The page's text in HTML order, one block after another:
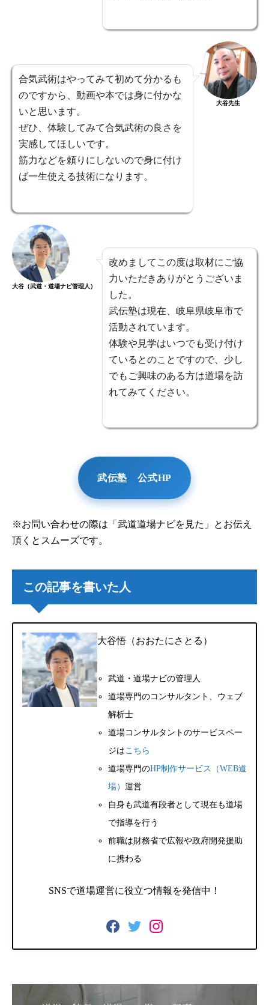
合気武術はやってみて初めて分かるも
のですから、動画や本では身に付かな
いと思います。
ぜひ、体験してみて合気武術の良さを
実感してほしいです。
筋力などを頼りにしないので身に付け
ば一生使える技術になります。
大谷先生
大谷（武道・道場ナビ管理人）
改めましてこの度は取材にご協
力いただきありがとうございま
した。
武伝塾は現在、岐阜県岐阜市で
活動されています。
体験や見学はいつでも受け付け
ているとのことですので、少し
でもご興味のある方は道場を訪
れてみてください。
武伝塾 公式HP
※お問い合わせの際は「武道道場ナビを見た」とお伝え
頂くとスムーズです。
この記事を書いた人
大谷悟（おおたにさとる）
武道・道場ナビの管理人
道場専門のコンサルタント、ウェブ
解析士
道場コンサルタントのサービスペー
ジは こちら
道場専門のHP制作サービス（WEB道
場） 運営
自身も武道有段者として現在も道場
で指導を行う
前職は財務省で広報や政府開発援助
に携わる
SNSで道場運営に役立つ情報を発信中！
F
c
T
i
I
s